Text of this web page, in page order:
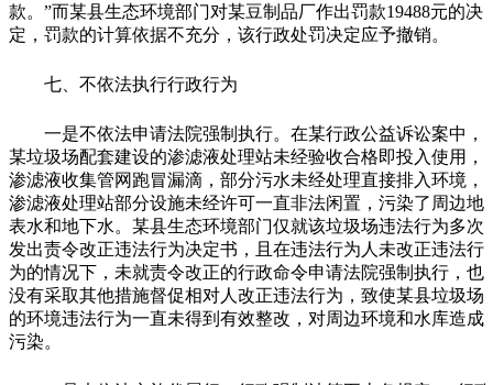
款。”而某县生态环境部门对某豆制品厂作出罚款19488元的决
定，罚款的计算依据不充分，该行政处罚决定应予撤销。
七、不依法执行行政行为
一是不依法申请法院强制执行。在某行政公益诉讼案中，
某垃圾场配套建设的渗滤液处理站未经验收合格即投入使用，
渗滤液收集管网跑冒漏滴，部分污水未经处理直接排入环境，
渗滤液处理站部分设施未经许可一直非法闲置，污染了周边地
表水和地下水。某县生态环境部门仅就该垃圾场违法行为多次
发出责令改正违法行为决定书，且在违法行为人未改正违法行
为的情况下，未就责令改正的行政命令申请法院强制执行，也
没有采取其他措施督促相对人改正违法行为，致使某县垃圾场
的环境违法行为一直未得到有效整改，对周边环境和水库造成
污染。